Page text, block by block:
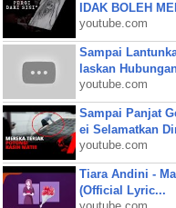
IDAK BOLEH
youtube.com
Sampai
laskan
youtube.com
Sampai Panjat
ei Selamatkan
youtube.com
Tiara Andini -
(Official Lyric...